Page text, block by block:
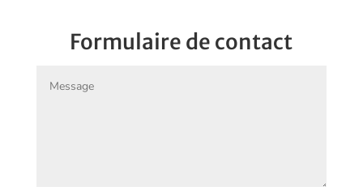
Formulaire de contact